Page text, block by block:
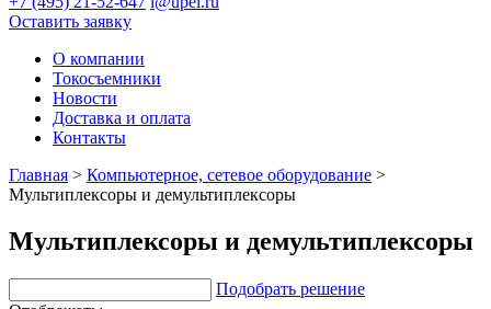
Оставить заявку
О компании
Токосъемники
Новости
Доставка и оплата
Контакты
Главная > Компьютерное, сетевое оборудование >
Мультиплексоры и демультиплексоры
Мультиплексоры и демультиплексоры
Подобрать решение